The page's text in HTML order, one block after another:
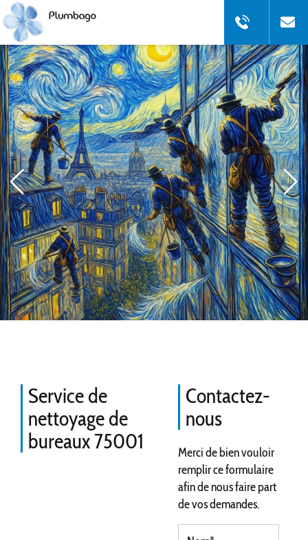
Service de
nettoyage de
bureaux 75001
Contactez-
nous
Merci de bien vouloir
remplir ce formulaire
afin de nous faire part
de vos demandes.